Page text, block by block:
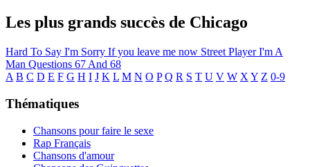
Les plus grands succès de Chicago
Hard To Say I'm Sorry If you leave me now Street PlayerI'm A
Man Questions 67 And 68
A B C D E F G H I J K L M N O P Q R S T U V W X Y Z 0-9
Thématiques
Chansons pour faire le sexe
Rap Français
Chansons d'amour